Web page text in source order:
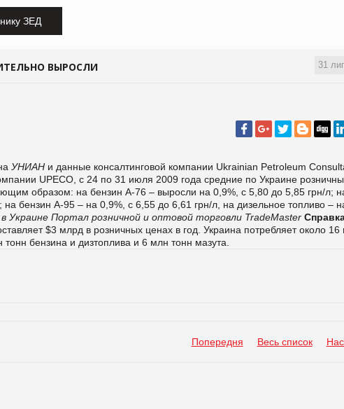
ЗЕД
31
ВЫРОСЛИ
УНИАН и данные консалтинговой компании Ukrainian Petroleum
UPECO, с 24 по 31 июля 2009 года средние по Украине
образом: на бензин А-76 – выросли на 0,9%, с 5,80 до 5,85 грн/л;
бензин А-95 – на 0,9%, с 6,55 до 6,61 грн/л, на дизельное топливо –
Украине Портал розничной и оптовой торговли TradeMaster
$3 млрд в розничных ценах в год. Украина потребляет около 16
бензина и дизтоплива и 6 млн тонн мазута.
Попередня Весь список